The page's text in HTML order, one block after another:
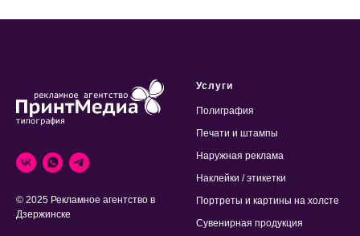
© 2025 Рекламное агентство в
Дзержинске
Услуги
Полиграфия
Печати и штампы
Наружная реклама
Наклейки / этикетки
Портреты и картины на холсте
Сувенирная продукция